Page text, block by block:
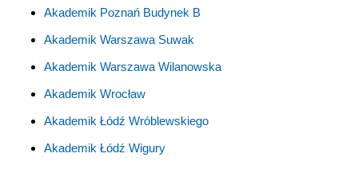
Akademik Poznań Budynek B
Akademik Warszawa Suwak
Akademik Warszawa Wilanowska
Akademik Wrocław
Akademik Łódź Wróblewskiego
Akademik Łódź Wigury